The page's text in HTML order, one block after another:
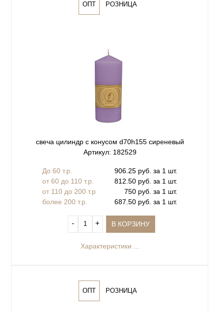
ОПТ РОЗНИЦА
свеча цилиндр с конусом d70h155 сиреневый
Артикул: 182529
До 60 т.р.
906.25 руб. за 1 шт.
от 60 до 110 т.р.
812.50 руб. за 1 шт.
от 110 до 200 т.р
750 руб. за 1 шт.
более 200 т.р.
687.50 руб. за 1 шт.
‐ + В КОРЗИНУ
Характеристики ...
ОПТ РОЗНИЦА